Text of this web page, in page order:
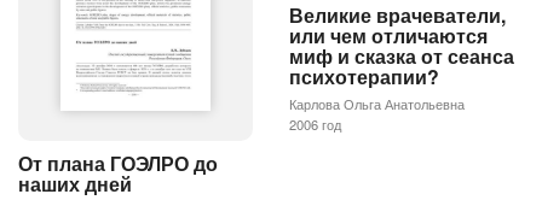
От плана ГОЭЛРО до
наших дней
Великие врачеватели,
или чем отличаются
миф и сказка от сеанса
психотерапии?
Карлова Ольга Анатольевна
2006 год